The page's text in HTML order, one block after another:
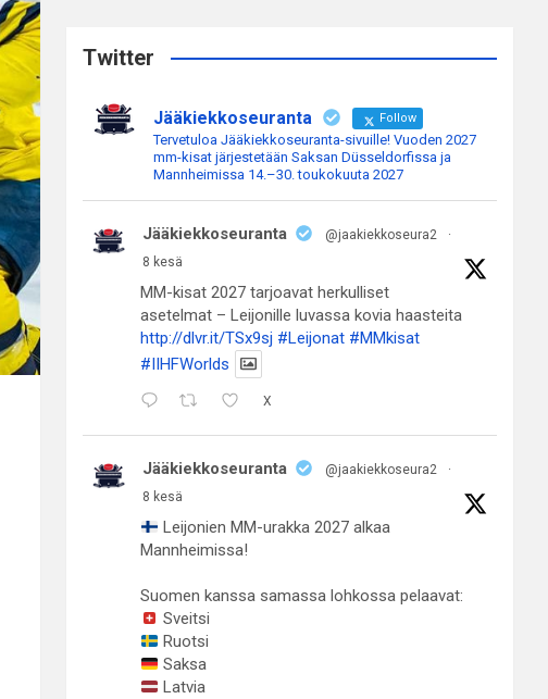
c
Twitter
Jääkiekkoseuranta Follow
Tervetuloa Jääkiekkoseuranta-sivuille! Vuoden 2027
mm-kisat järjestetään Saksan Düsseldorfissa ja
Mannheimissa 14.–30. toukokuuta 2027
Jääkiekkoseuranta @jaakiekkoseura2
·
8 kesä
MM-kisat 2027 tarjoavat herkulliset
asetelmat – Leijonille luvassa kovia haasteita
http://dlvr.it/TSx9sj #Leijonat #MMkisat
#IIHFWorlds
X
Jääkiekkoseuranta @jaakiekkoseura2
·
8 kesä
Leijonien MM-urakka 2027 alkaa
Mannheimissa!
Suomen kanssa samassa lohkossa pelaavat:
Sveitsi
Ruotsi
Saksa
Latvia